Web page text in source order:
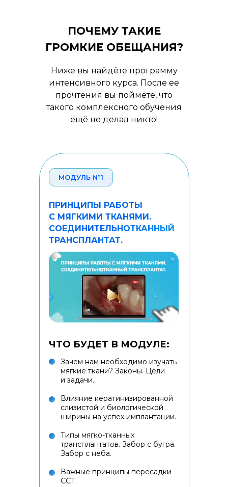
Ниже вы найдёте программу
интенсивного курса. После ее
прочтения вы поймёте, что
такого комплексного обучения
ещё не делал никто!
ПОЧЕМУ ТАКИЕ
ГРОМКИЕ ОБЕЩАНИЯ?
ПРИНЦИПЫ РАБОТЫ
С МЯГКИМИ ТКАНЯМИ.
СОЕДИНИТЕЛЬНОТКАННЫЙ
ТРАНСПЛАНТАТ.
ЧТО БУДЕТ В МОДУЛЕ:
Зачем нам необходимо изучать
мягкие ткани? Законы. Цели
и задачи.
Влияние кератинизированной
слизистой и биологической
ширины на успех имплантации.
Типы мягко-тканных
трансплантатов. Забор с бугра.
Забор с неба.
Важные принципы пересадки
ССТ.
МОДУЛЬ №1